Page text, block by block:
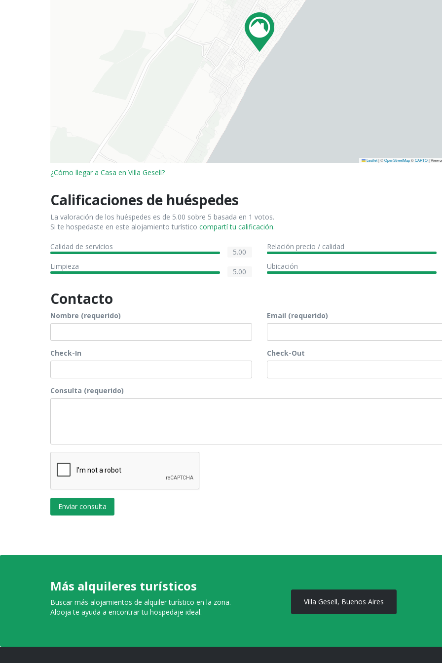
Leaflet |©OpenStreetMap©CARTO| View
¿Cómo llegar a Casa en Villa Gesell?
Calificaciones de huéspedes
La valoración de los huéspedes es de 5.00 sobre 5 basada en 1 votos.
Si te hospedaste en este alojamiento turístico compartí tu calificación.
Calidad de servicios
5.00
Relación precio / calidad
Limpieza
5.00
Ubicación
Contacto
Nombre (requerido) Email (requerido)
Check-In Check-Out
Consulta (requerido)
Enviar consulta
Más alquileres turísticos
Buscar más alojamientos de alquiler turístico en la zona.
Alooja te ayuda a encontrar tu hospedaje ideal.
Villa Gesell, Buenos Aires